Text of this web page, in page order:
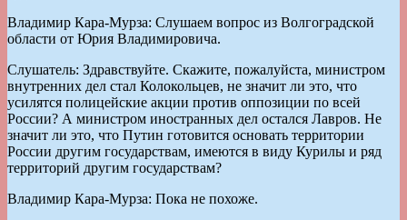
Владимир Кара-Мурза: Слушаем вопрос из Волгоградской
области от Юрия Владимировича.
Слушатель: Здравствуйте. Скажите, пожалуйста, министром
внутренних дел стал Колокольцев, не значит ли это, что
усилятся полицейские акции против оппозиции по всей
России? А министром иностранных дел остался Лавров. Не
значит ли это, что Путин готовится основать территории
России другим государствам, имеются в виду Курилы и ряд
территорий другим государствам?
Владимир Кара-Мурза: Пока не похоже.